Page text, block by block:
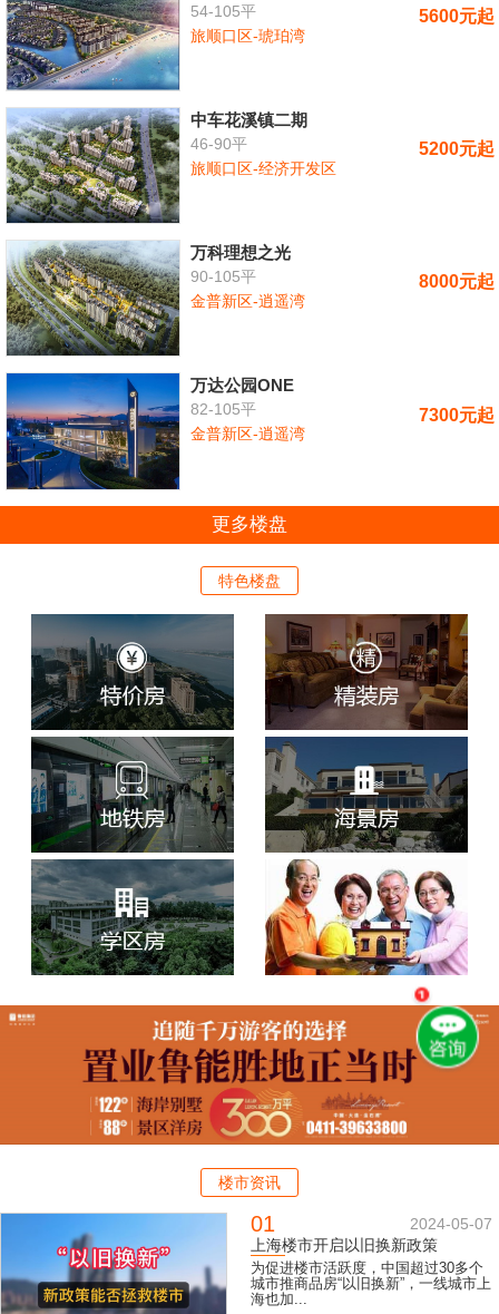
54-105平
旅顺口区-琥珀湾
5600元起
中车花溪镇二期
46-90平
旅顺口区-经济开发区
5200元起
万科理想之光
90-105平
金普新区-逍遥湾
8000元起
万达公园ONE
82-105平
金普新区-逍遥湾
7300元起
更多楼盘
特色楼盘
楼市资讯
01
2024-05-07
上海楼市开启以旧换新政策
为促进楼市活跃度，中国超过30多个
城市推商品房“以旧换新”，一线城市上
海也加...